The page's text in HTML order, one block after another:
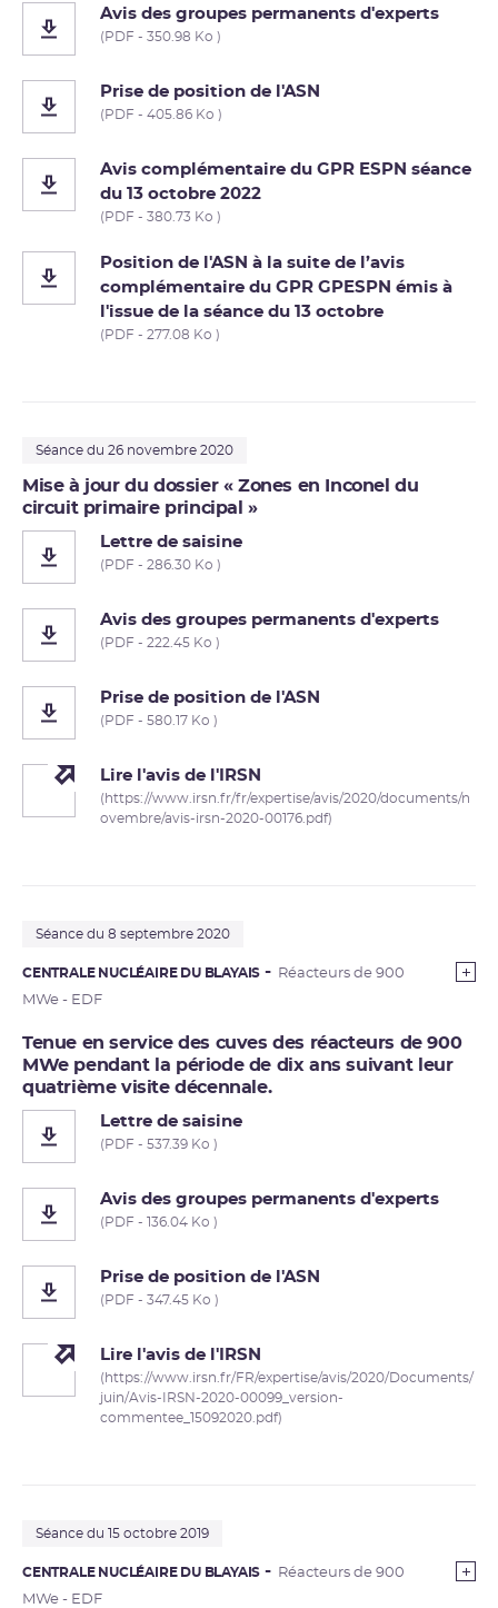
Avis des groupes permanents d'experts
(PDF - 350.98 Ko )
Prise de position de l'ASN
(PDF - 405.86 Ko )
Avis complémentaire du GPR ESPN séance
du 13 octobre 2022
(PDF - 380.73 Ko )
Position de l'ASN à la suite de l’avis
complémentaire du GPR GPESPN émis à
l'issue de la séance du 13 octobre
(PDF - 277.08 Ko )
Séance du 26 novembre 2020
Mise à jour du dossier « Zones en Inconel du
circuit primaire principal »
Lettre de saisine
(PDF - 286.30 Ko )
Avis des groupes permanents d'experts
(PDF - 222.45 Ko )
Prise de position de l'ASN
(PDF - 580.17 Ko )
Lire l'avis de l'IRSN
(https://www.irsn.fr/fr/expertise/avis/2020/documents/n
ovembre/avis-irsn-2020-00176.pdf)
Séance du 8 septembre 2020
CENTRALE NUCLÉAIRE DU BLAYAIS
Réacteurs de 900
MWe - EDF
Tenue en service des cuves des réacteurs de 900
MWe pendant la période de dix ans suivant leur
quatrième visite décennale.
Lettre de saisine
(PDF - 537.39 Ko )
Avis des groupes permanents d'experts
(PDF - 136.04 Ko )
Prise de position de l'ASN
(PDF - 347.45 Ko )
Lire l'avis de l'IRSN
(https://www.irsn.fr/FR/expertise/avis/2020/Documents/
juin/Avis-IRSN-2020-00099_version-
commentee_15092020.pdf)
Séance du 15 octobre 2019
CENTRALE NUCLÉAIRE DU BLAYAIS
Réacteurs de 900
MWe - EDF